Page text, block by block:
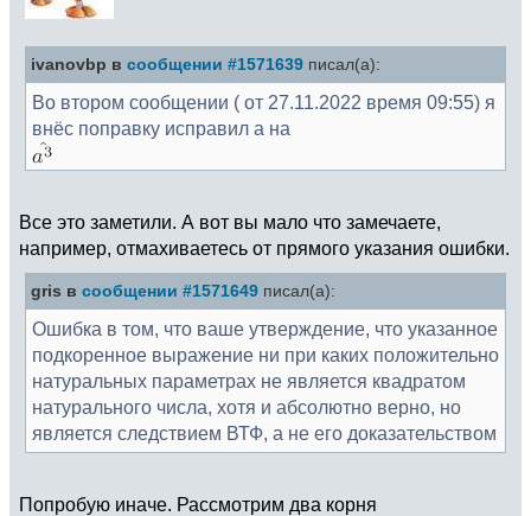
ivanovbp в сообщении #1571639 писал(а):
Во втором сообщении ( от 27.11.2022 время 09:55) я
внёс поправку исправил a на
Все это заметили. А вот вы мало что замечаете,
например, отмахиваетесь от прямого указания ошибки.
gris в сообщении #1571649 писал(а):
Ошибка в том, что ваше утверждение, что указанное
подкоренное выражение ни при каких положительно
натуральных параметрах не является квадратом
натурального числа, хотя и абсолютно верно, но
является следствием ВТФ, а не его доказательством
Попробую иначе. Рассмотрим два корня